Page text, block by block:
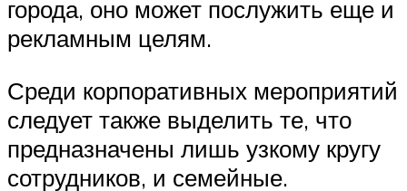
города, оно может послужить еще и
рекламным целям.
Среди корпоративных мероприятий
следует также выделить те, что
предназначены лишь узкому кругу
сотрудников, и семейные.